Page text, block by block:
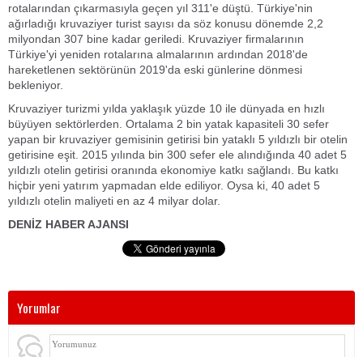
rotalarından çıkarmasıyla geçen yıl 311'e düştü. Türkiye'nin
ağırladığı kruvaziyer turist sayısı da söz konusu dönemde 2,2
milyondan 307 bine kadar geriledi. Kruvaziyer firmalarının
Türkiye'yi yeniden rotalarına almalarının ardından 2018'de
hareketlenen sektörünün 2019'da eski günlerine dönmesi
bekleniyor.
Kruvaziyer turizmi yılda yaklaşık yüzde 10 ile dünyada en hızlı
büyüyen sektörlerden. Ortalama 2 bin yatak kapasiteli 30 sefer
yapan bir kruvaziyer gemisinin getirisi bin yataklı 5 yıldızlı bir otelin
getirisine eşit. 2015 yılında bin 300 sefer ele alındığında 40 adet 5
yıldızlı otelin getirisi oranında ekonomiye katkı sağlandı. Bu katkı
hiçbir yeni yatırım yapmadan elde ediliyor. Oysa ki, 40 adet 5
yıldızlı otelin maliyeti en az 4 milyar dolar.
DENİZ HABER AJANSI
Yorumlar